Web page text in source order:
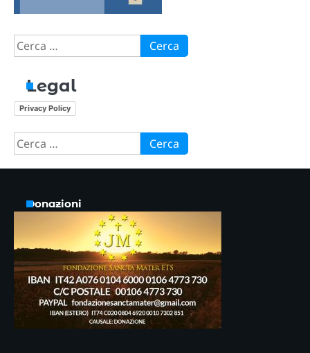
Ricerca
per:
Legal
Privacy Policy
Ricerca
per:
Donazioni